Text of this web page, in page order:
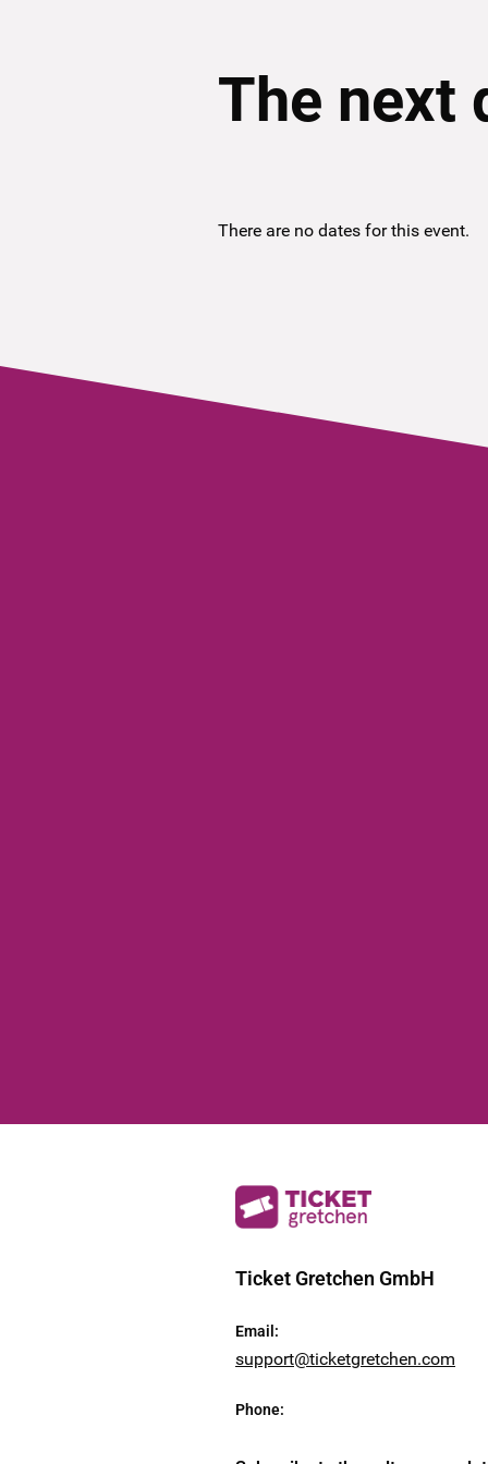
The next
There are no dates for this event.
Ticket Gretchen GmbH
Email :
support@ticketgretchen.com
Phone: